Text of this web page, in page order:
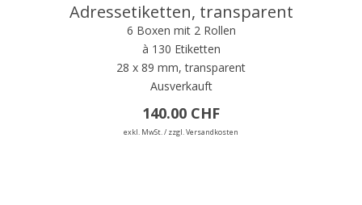
Adressetiketten, transparent
6 Boxen mit 2 Rollen
à 130 Etiketten
28 x 89 mm, transparent
Ausverkauft
140.00 CHF
exkl. MwSt. / zzgl. Versandkosten